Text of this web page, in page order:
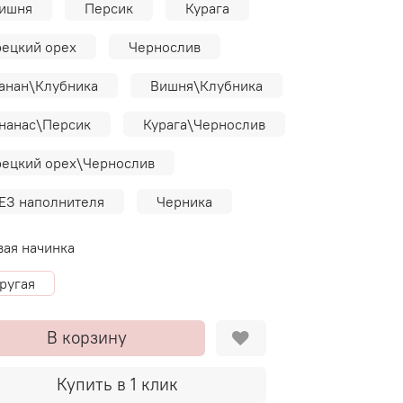
В корзину
Купить в 1 клик
Персик Курага
орех Чернослив
Вишня\Клубника
Курага\Чернослив
орех\Чернослив
наполнителя Черника
начинка